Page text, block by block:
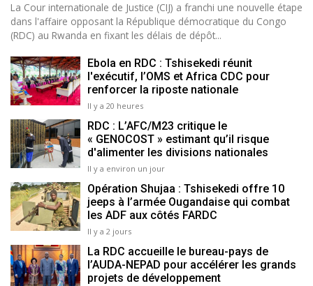
La Cour internationale de Justice (CIJ) a franchi une nouvelle étape
dans l'affaire opposant la République démocratique du Congo
(RDC) au Rwanda en fixant les délais de dépôt...
Ebola en RDC : Tshisekedi réunit
l'exécutif, l’OMS et Africa CDC pour
renforcer la riposte nationale
Il y a 20 heures
RDC : L’AFC/M23 critique le
« GENOCOST » estimant qu’il risque
d'alimenter les divisions nationales
Il y a environ un jour
Opération Shujaa : Tshisekedi offre 10
jeeps à l’armée Ougandaise qui combat
les ADF aux côtés FARDC
Il y a 2 jours
La RDC accueille le bureau-pays de
l’AUDA-NEPAD pour accélérer les grands
projets de développement